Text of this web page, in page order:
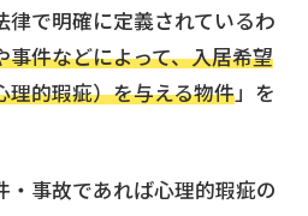
律で明確に定義されているわ
事件などによって、入居希望
理的瑕疵）を与える物件」を
・事故であれば心理的瑕疵の